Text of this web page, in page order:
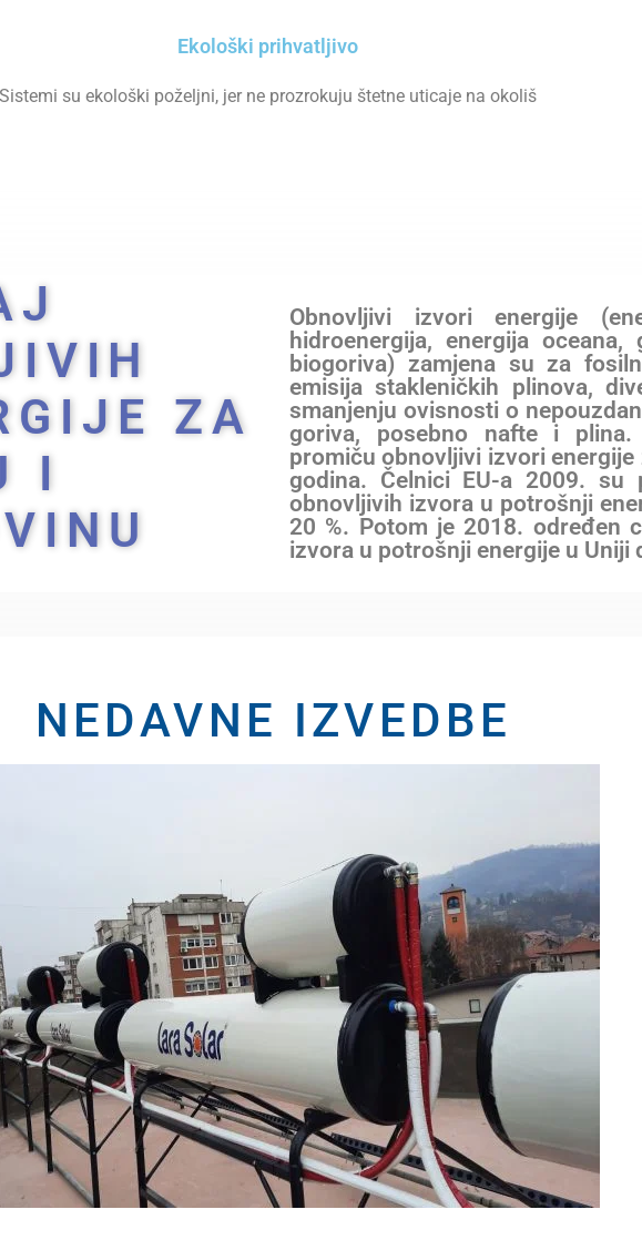
Ekološki prihvatljivo
Sistemi su ekološki poželjni, jer ne prozrokuju štetne uticaje na okoliš
ZA
I
Obnovljivi izvori energije
hidroenergija, energija
biogoriva) zamjena su za
emisija stakleničkih plinova,
smanjenju ovisnosti o
goriva, posebno nafte i
promiču obnovljivi izvori
godina. Čelnici EU-a 2009.
obnovljivih izvora u potrošnji
20 %. Potom je 2018. određen
izvora u potrošnji energije u Uniji
NEDAVNE IZVEDBE